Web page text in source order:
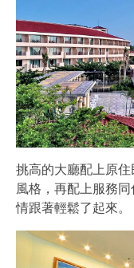
挑高的大廳配上原
風格，再配上服務
情跟著輕鬆了起來。